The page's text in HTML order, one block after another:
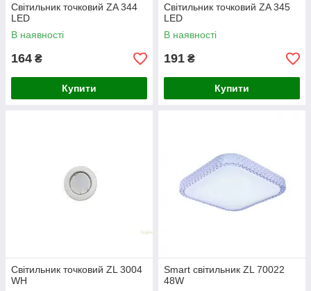
Світильник точковий ZA 344
LED
В наявності
164 ₴
Купити
Світильник точковий ZA 345
LED
В наявності
191 ₴
Купити
Світильник точковий ZL 3004
WH
Smart світильник ZL 70022
48W